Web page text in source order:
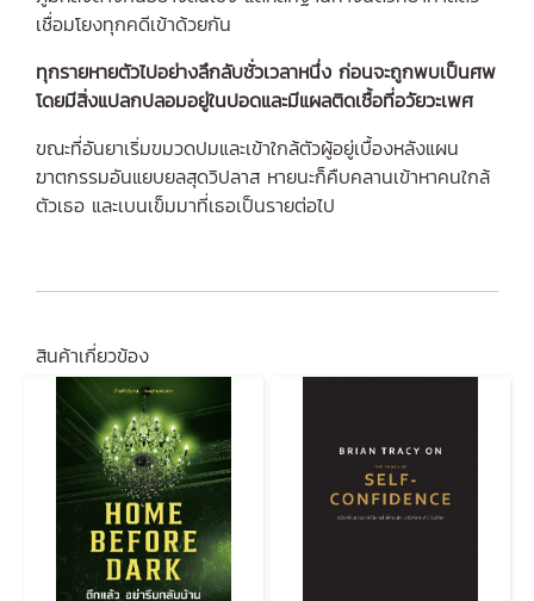
เชื่อมโยงทุกคดีเข้าด้วยกัน
ทุกรายหายตัวไปอย่างลึกลับชั่วเวลาหนึ่ง ก่อนจะถูกพบเป็นศพ
โดยมีสิ่งแปลกปลอมอยู่ในปอดและมีแผลติดเชื้อที่อวัยวะเพศ
ขณะที่อันยาเริ่มขมวดปมและเข้าใกล้ตัวผู้อยู่เบื้องหลังแผน
ฆาตกรรมอันแยบยลสุดวิปลาส หายนะก็คืบคลานเข้าหาคนใกล้
ตัวเธอ และเบนเข็มมาที่เธอเป็นรายต่อไป
สินค้าเกี่ยวข้อง